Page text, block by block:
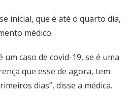
inicial, que é até o quarto dia,
médico.
caso de covid-19, se é uma
que esse de agora, tem
dias”, disse a médica.